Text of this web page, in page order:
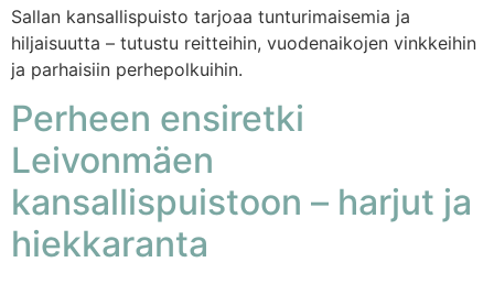
Sallan kansallispuisto tarjoaa tunturimaisemia ja
hiljaisuutta – tutustu reitteihin, vuodenaikojen vinkkeihin
ja parhaisiin perhepolkuihin.
Perheen ensiretki
Leivonmäen
kansallispuistoon – harjut ja
hiekkaranta